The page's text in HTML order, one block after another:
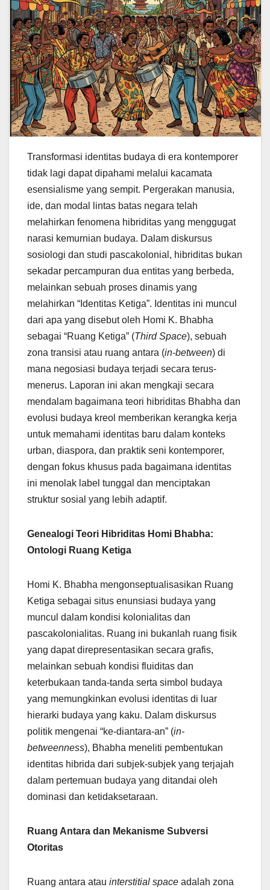
Transformasi identitas budaya di era kontemporer
tidak lagi dapat dipahami melalui kacamata
esensialisme yang sempit. Pergerakan manusia,
ide, dan modal lintas batas negara telah
melahirkan fenomena hibriditas yang menggugat
narasi kemurnian budaya. Dalam diskursus
sosiologi dan studi pascakolonial, hibriditas bukan
sekadar percampuran dua entitas yang berbeda,
melainkan sebuah proses dinamis yang
melahirkan “Identitas Ketiga”. Identitas ini muncul
dari apa yang disebut oleh Homi K. Bhabha
sebagai “Ruang Ketiga” (Third Space), sebuah
zona transisi atau ruang antara (in-between) di
mana negosiasi budaya terjadi secara terus-
menerus. Laporan ini akan mengkaji secara
mendalam bagaimana teori hibriditas Bhabha dan
evolusi budaya kreol memberikan kerangka kerja
untuk memahami identitas baru dalam konteks
urban, diaspora, dan praktik seni kontemporer,
dengan fokus khusus pada bagaimana identitas
ini menolak label tunggal dan menciptakan
struktur sosial yang lebih adaptif.
Genealogi Teori Hibriditas Homi Bhabha:
Ontologi Ruang Ketiga
Homi K. Bhabha mengonseptualisasikan Ruang
Ketiga sebagai situs enunsiasi budaya yang
muncul dalam kondisi kolonialitas dan
pascakolonialitas. Ruang ini bukanlah ruang fisik
yang dapat direpresentasikan secara grafis,
melainkan sebuah kondisi fluiditas dan
keterbukaan tanda-tanda serta simbol budaya
yang memungkinkan evolusi identitas di luar
hierarki budaya yang kaku. Dalam diskursus
politik mengenai “ke-diantara-an” (in-
betweenness), Bhabha meneliti pembentukan
identitas hibrida dari subjek-subjek yang terjajah
dalam pertemuan budaya yang ditandai oleh
dominasi dan ketidaksetaraan.
Ruang Antara dan Mekanisme Subversi
Otoritas
Ruang antara atau interstitial space adalah zona